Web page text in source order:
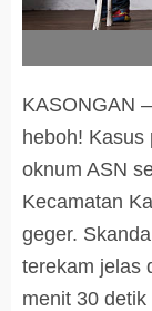
KASONGAN
heboh! Kasus
oknum ASN
Kecamatan
geger.
terekam jelas
menit 30